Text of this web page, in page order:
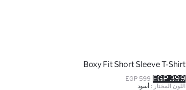
Boxy Fit Short Sleeve T-Shirt
599 EGP 399 EGP
اللون المختار : أسود